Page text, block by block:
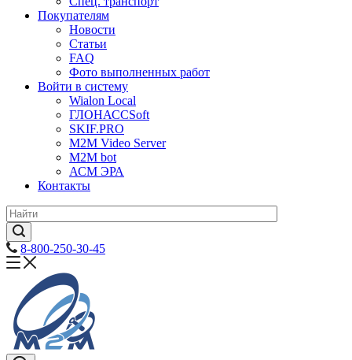
Покупателям
Новости
Статьи
FAQ
Фото выполненных работ
Войти в систему
Wialon Local
ГЛОНАССSoft
SKIF.PRO
M2M Video Server
М2М bot
АСМ ЭРА
Контакты
8-800-250-30-45